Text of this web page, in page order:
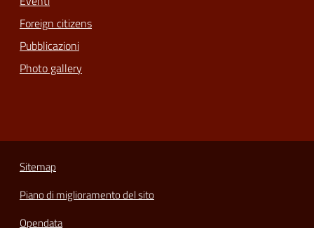
Foreign citizens
Pubblicazioni
Photo gallery
Sitemap
Piano di miglioramento del sito
Opendata